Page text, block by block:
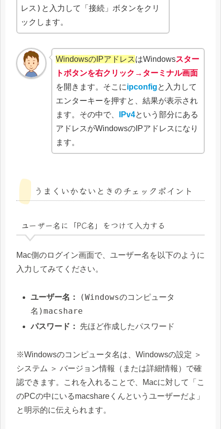
レス) と入力して「接続」ボタンをクリ
ックします。
WindowsのIPアドレスはWindowsスター
トボタンを右クリック→ターミナル画面
を開きます。そこにipconfigと入力して
エンターキーを押すと、結果が表示され
ます。その中で、
IPv4という部分にある
アドレスがWindowsのIPアドレスになり
ます。
うまくいかないときのチェックポイント
ユーザー名に「PC名」をつけて入力する
Mac側のログイン画面で、ユーザー名を以下のように
入力してみてください。
ユーザー名：
(Windowsのコンピュータ
名)macshare
パスワード： 先ほど作成したパスワード
※Windowsのコンピュータ名は、Windowsの設定 ＞
システム ＞ バージョン情報（または詳細情報）で確
認できます。これを入れることで、Macに対して「こ
のPCの中にいるmacshareくんというユーザーだよ」
と明示的に伝えられます。